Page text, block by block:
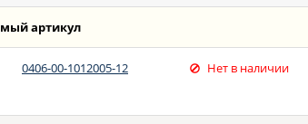
артикул
0406-00-1012005-12 Нет в наличии